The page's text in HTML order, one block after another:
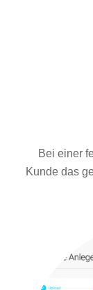
Bei einer
Kunde das